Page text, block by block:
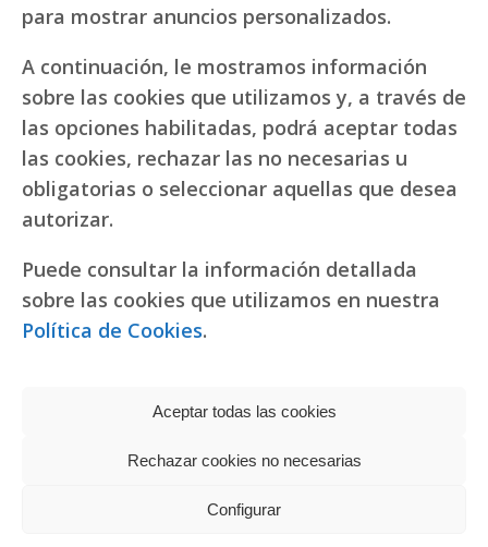
para mostrar anuncios personalizados.
A continuación, le mostramos información
sobre las cookies que utilizamos y, a través de
las opciones habilitadas, podrá aceptar todas
las cookies, rechazar las no necesarias u
obligatorias o seleccionar aquellas que desea
autorizar.
Puede consultar la información detallada
sobre las cookies que utilizamos en nuestra
Política de Cookies.
Aceptar todas las cookies
Rechazar cookies no necesarias
Configurar
Copyright © 2022 RR. Pureza de María